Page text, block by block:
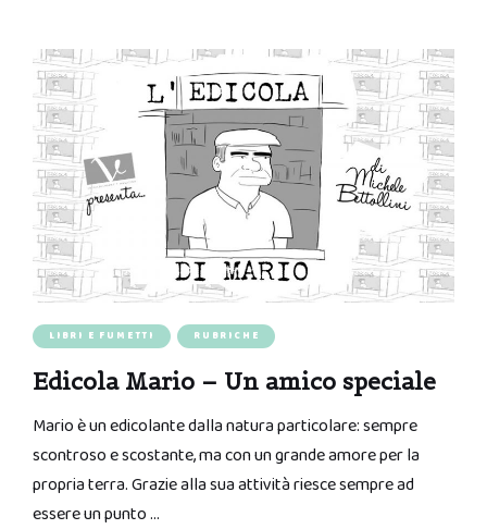
LIBRI E FUMETTI RUBRICHE
Edicola Mario – Un amico speciale
Mario è un edicolante dalla natura particolare: sempre
scontroso e scostante, ma con un grande amore per la
propria terra. Grazie alla sua attività riesce sempre ad
essere un punto …